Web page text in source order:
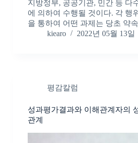
지방정부, 공공기관, 민간 등 다
에 의하여 수행될 것이다. 각 행
을 통하여 어떤 과제는 당초 약
kiearo
2022년 05월 13일
평감칼럼
성과평가결과와 이해관계자의
관계